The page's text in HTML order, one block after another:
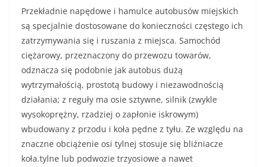
Przekładnie napędowe i hamulce autobusów miejskich
są specjalnie dostosowane do konieczności czę­stego ich
zatrzymywania się i ruszania z miejsca. Samochód
ciężarowy, przeznaczony do przewozu towarów,
odznacza się podobnie jak autobus dużą
wytrzymałością, prostotą budowy i niezawodnością
działania; z reguły ma osie sztywne, silnik (zwykle
wysokoprężny, rzadziej o za­płonie iskrowym)
wbudowany z przodu i koła pędne z tyłu. Ze względu na
znaczne obciążenie osi tylnej stosuje się bliźniacze
koła.tylne lub podwozie trzyosiowe a nawet